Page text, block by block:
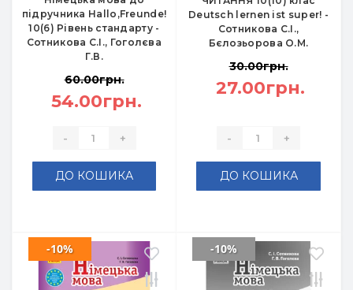
підручника Hallo,Freunde!
10(6) Рівень стандарту -
Сотникова С.І., Гоголєва
Г.В.
60.00грн.
54.00грн.
- +
ДО КОШИКА
Deutsch lernen ist super! -
Сотникова С.І.,
Бєлозьорова О.М.
30.00грн.
27.00грн.
- +
ДО КОШИКА
-10% -10%